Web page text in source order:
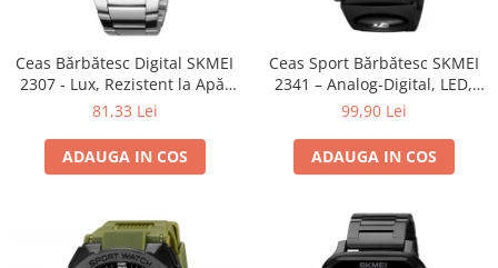
Ceas Bărbătesc Digital SKMEI
2307 - Lux, Rezistent la Apă,
LED, Cronometru, Inoxidabil
81,33 Lei
ADAUGA IN COS
Ceas Sport Bărbătesc SKMEI
2341 – Analog-Digital, LED,
Rezistent la Apă 5ATM,
Mare
99,90 Lei
ADAUGA IN COS